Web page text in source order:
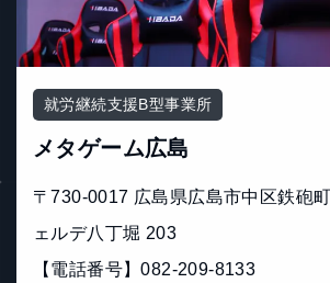
就労継続支援B型事業所
メタゲーム広島
〒730-0017 広島県広島市中区鉄砲
ェルデ八丁堀 203
【電話番号】082-209-8133